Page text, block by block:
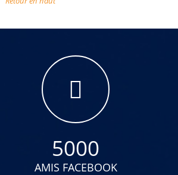
5000
AMIS FACEBOOK